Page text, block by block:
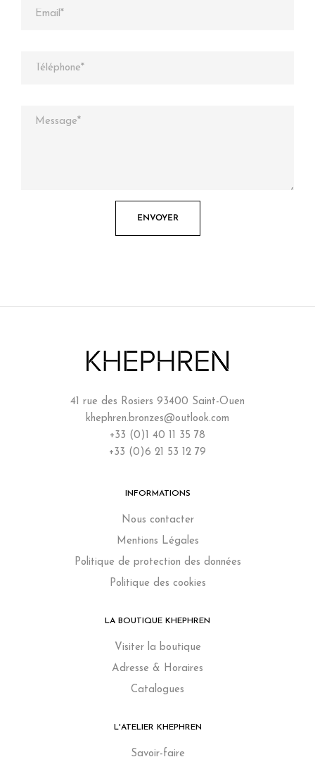
41 rue des Rosiers 93400 Saint-Ouen
khephren.bronzes@outlook.com
+33 (0)1 40 11 35 78
+33 (0)6 21 53 12 79
INFORMATIONS
Nous contacter
Mentions Légales
Politique de protection des données
Politique des cookies
LA BOUTIQUE KHEPHREN
Visiter la boutique
Adresse & Horaires
Catalogues
L'ATELIER KHEPHREN
Savoir-faire